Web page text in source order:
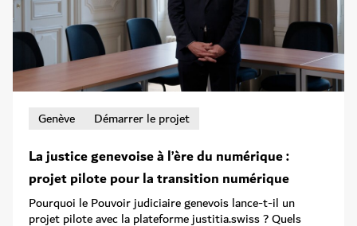
Genève Démarrer le projet
La justice genevoise à l’ère du numérique :
projet pilote pour la transition numérique
Pourquoi le Pouvoir judiciaire genevois lance-t-il un
projet pilote avec la plateforme justitia.swiss ? Quels